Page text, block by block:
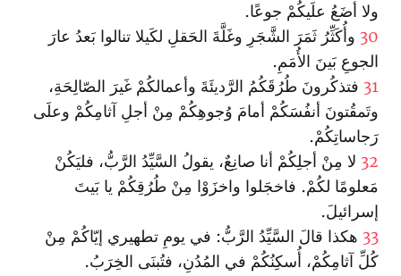
ولا أضَعُ علَيكُمْ جوعًا.
30 وأُكَثِّرُ ثَمَرَ الشَّجَرِ وغَلَّةَ الحَقلِ لكَيلا تنالوا بَعدُ عارَ
الجوعِ بَينَ الأُمَمِ.
31 فتذكُرونَ طُرُقَكُمُ الرَّديئَةَ وأعمالكُمْ غَيرَ الصّالِحَةِ،
وتَمقُتونَ أنفُسَكُمْ أمامَ وُجوهِكُمْ مِنْ أجلِ آثامِكُمْ وعلَى
رَجاساتِكُمْ.
32 لا مِنْ أجلِكُمْ أنا صانِعٌ، يقولُ السَّيِّدُ الرَّبُّ، فليَكُنْ
مَعلومًا لكُمْ. فاخجَلوا واخزَوْا مِنْ طُرُقِكُمْ يا بَيتَ
إسرائيلَ.
33 هكذا قالَ السَّيِّدُ الرَّبُّ: في يومِ تطهيري إيّاكُمْ مِنْ
كُلِّ آثامِكُمْ، أُسكِنُكُمْ في المُدُنِ، فتُبنَى الخِرَبُ.